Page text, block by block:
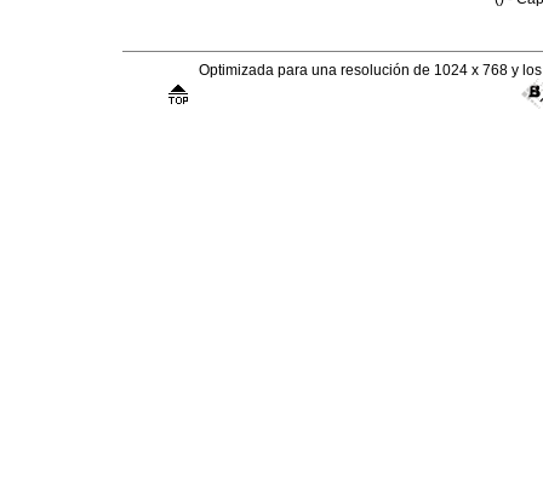
Optimizada para una resolución de 1024 x 768 y